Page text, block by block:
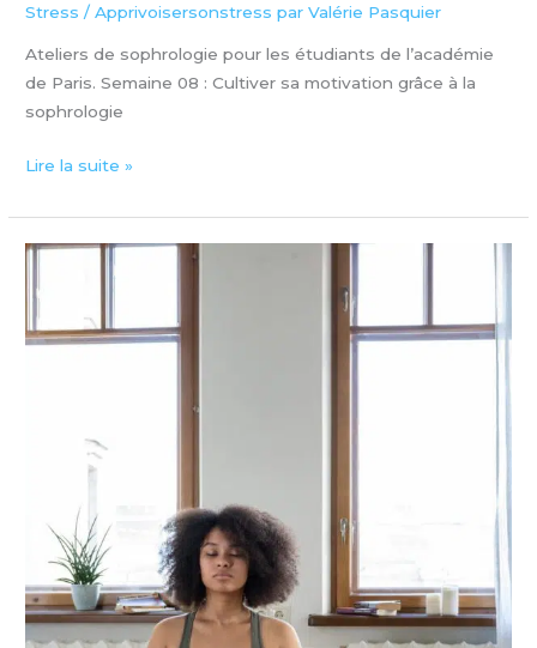
Stress /Apprivoisersonstress par Valérie Pasquier
Ateliers de sophrologie pour les étudiants de l’académie
de Paris. Semaine 08 : Cultiver sa motivation grâce à la
sophrologie
Lire la suite »
Sophrologie
Gestion
du
Stress